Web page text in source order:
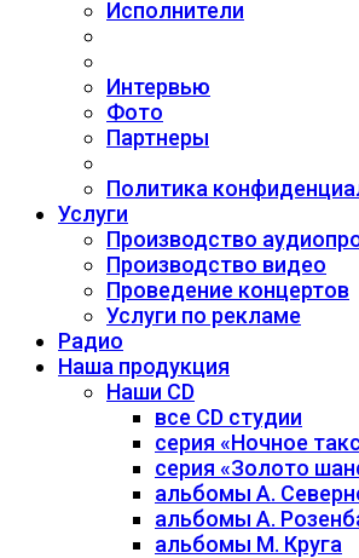
Исполнители
Интервью
Фото
Партнеры
Политика
Услуги
Производство
Производство видео
Проведение концертов
Услуги по рекламе
Радио
Наша продукция
Наши CD
все CD студии
серия «Ночное
серия «Золото
альбомы А.
альбомы А.
альбомы М. Круга